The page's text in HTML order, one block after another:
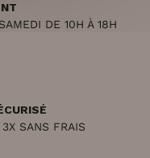
DE 10H À 18H
3X SANS FRAIS